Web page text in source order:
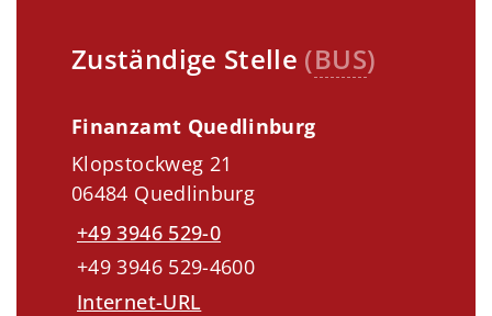
Zuständige Stelle (BUS)
Finanzamt Quedlinburg
Klopstockweg 21
06484 Quedlinburg
+49 3946 529-0
+49 3946 529-4600
Internet-URL